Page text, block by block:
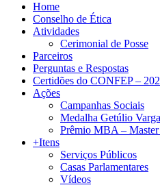
Home
Conselho de Ética
Atividades
Cerimonial de Posse
Parceiros
Perguntas e Respostas
Certidões do CONFEP –
Ações
Campanhas Sociais
Medalha Getúlio
Prêmio MBA –
+Itens
Serviços Públicos
Casas Parlamentares
Vídeos